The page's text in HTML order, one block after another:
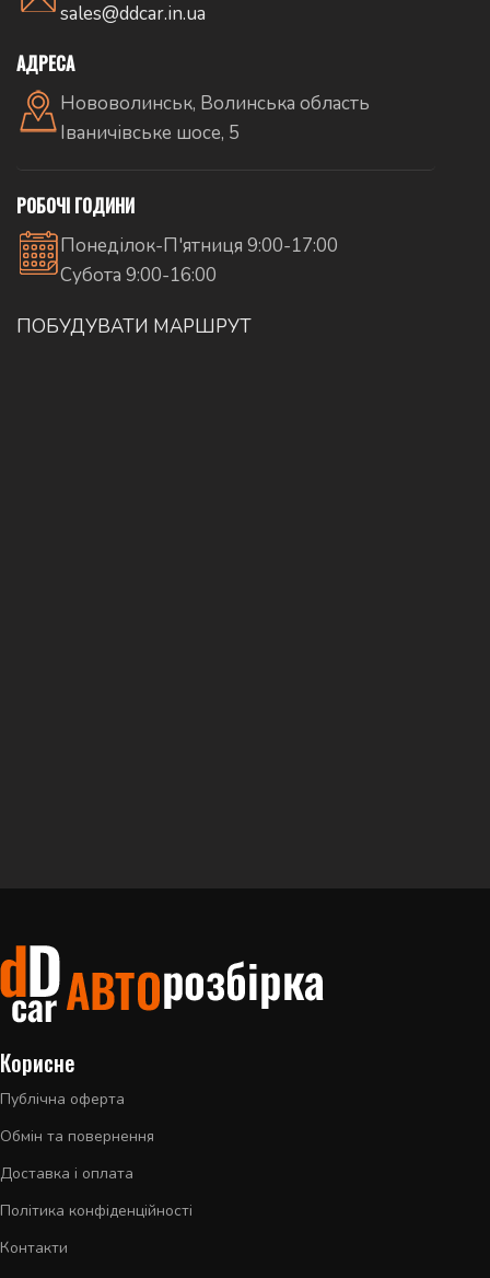
sales@ddcar.in.ua
АДРЕСА
Нововолинськ, Волинська область
Іваничівське шосе, 5
РОБОЧІ ГОДИНИ
Понеділок-П'ятниця 9:00-17:00
Субота 9:00-16:00
ПОБУДУВАТИ МАРШРУТ
Корисне
Публічна оферта
Обмін та повернення
Доставка і оплата
Політика конфіденційності
Контакти